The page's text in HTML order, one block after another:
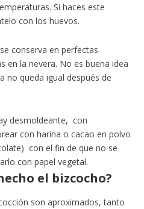
Si haces este
con los huevos.
conserva en perfectas
en la nevera. No es buena idea
no queda igual después de
desmoldeante, con
con harina o cacao en polvo
con el fin de que no se
con papel vegetal.
el bizcocho?
son aproximados, tanto